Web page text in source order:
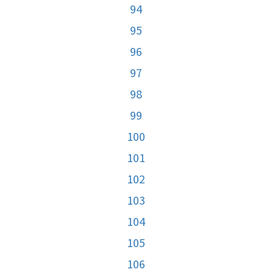
94
95
96
97
98
99
100
101
102
103
104
105
106